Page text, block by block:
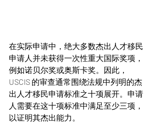
在实际申请中，绝大多数杰出人才移民
申请人并未获得一次性重大国际奖项，
例如诺贝尔奖或奥斯卡奖。因此，
USCIS 的审查通常围绕法规中列明的杰
出人才移民申请标准之十项展开。申请
人需要在这十项标准中满足至少三项，
以证明其杰出能力。